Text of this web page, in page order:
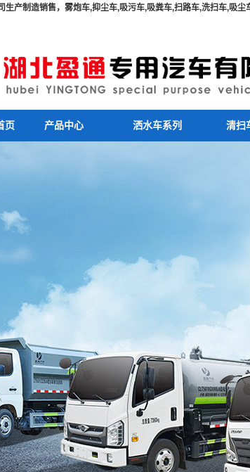
生产制造销售，雾炮车,抑尘车,吸污车,吸粪车,扫路车,洗扫车,吸
页 产品中心 洒水车系列 清扫